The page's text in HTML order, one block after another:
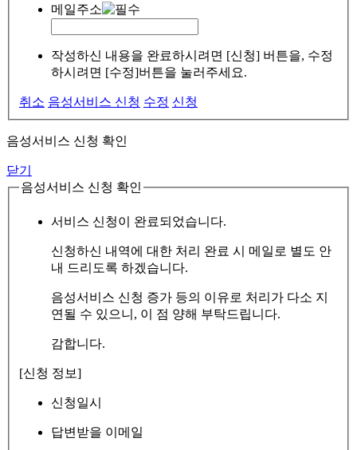
메일주소
작성하신 내용을 완료하시려면 [신청] 버튼을, 수정
하시려면 [수정]버튼을 눌러주세요.
취소 음성서비스 신청 수정 신청
음성서비스 신청 확인
닫기
음성서비스 신청 확인
서비스 신청이 완료되었습니다.
신청하신 내역에 대한 처리 완료 시 메일로 별도 안
내 드리도록 하겠습니다.
음성서비스 신청 증가 등의 이유로 처리가 다소 지
연될 수 있으니, 이 점 양해 부탁드립니다.
감합니다.
[신청 정보]
신청일시
답변받을 이메일